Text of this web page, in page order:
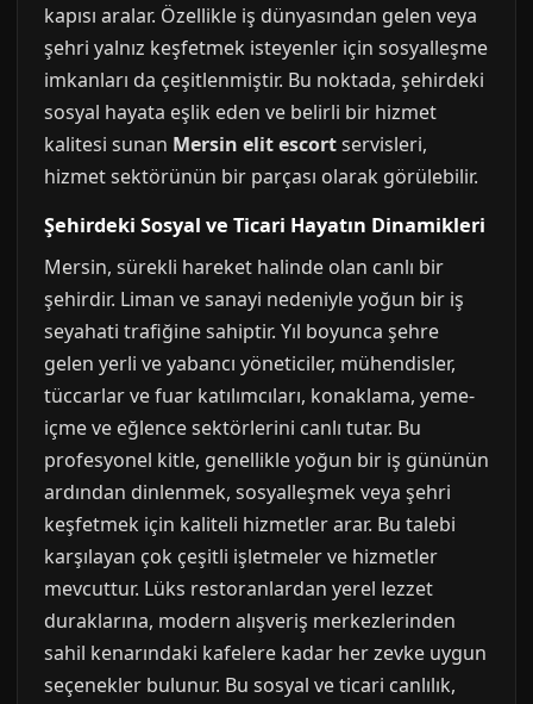
kapısı aralar. Özellikle iş dünyasından gelen veya
şehri yalnız keşfetmek isteyenler için sosyalleşme
imkanları da çeşitlenmiştir. Bu noktada, şehirdeki
sosyal hayata eşlik eden ve belirli bir hizmet
kalitesi sunan Mersin elit escortservisleri,
hizmet sektörünün bir parçası olarak görülebilir.
Şehirdeki Sosyal ve Ticari Hayatın Dinamikleri
Mersin, sürekli hareket halinde olan canlı bir
şehirdir. Liman ve sanayi nedeniyle yoğun bir iş
seyahati trafiğine sahiptir. Yıl boyunca şehre
gelen yerli ve yabancı yöneticiler, mühendisler,
tüccarlar ve fuar katılımcıları, konaklama, yeme-
içme ve eğlence sektörlerini canlı tutar. Bu
profesyonel kitle, genellikle yoğun bir iş gününün
ardından dinlenmek, sosyalleşmek veya şehri
keşfetmek için kaliteli hizmetler arar. Bu talebi
karşılayan çok çeşitli işletmeler ve hizmetler
mevcuttur. Lüks restoranlardan yerel lezzet
duraklarına, modern alışveriş merkezlerinden
sahil kenarındaki kafelere kadar her zevke uygun
seçenekler bulunur. Bu sosyal ve ticari canlılık,